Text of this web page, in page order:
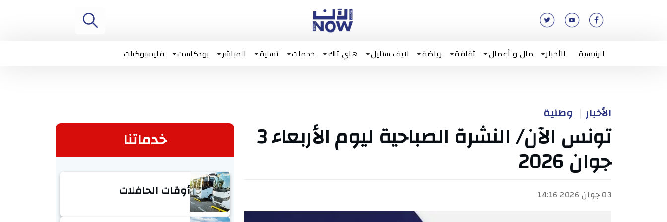
الرئيسية الأخبار مال و أعمال ثقافة رياضة لايف ستايل هاي تاك خدمات تسلية المباشر بودكاست فايسبوكيات
الأخبار وطنية
تونس الآن/ النشرة الصباحية ليوم الأربعاء 3
جوان 2026
03 جوان 2026 14:16
خدماتنا
أوقات الحافلات